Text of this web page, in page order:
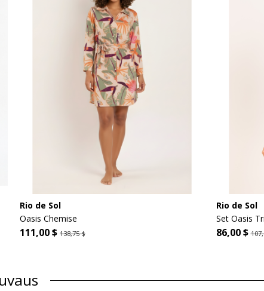
Rio de Sol
Oasis Chemise
111,00 $ 138,75 $
Rio de Sol
Set Oasis
86,00 $